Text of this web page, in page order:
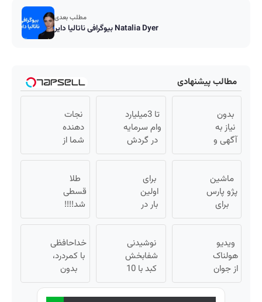
مطلب بعدی
بیوگرافی ناتالیا دایر Natalia Dyer
مطالب پیشنهادی
بدون
نیاز به
آگهی و
تنها با
مراجعه
فروخته
شد
تا 3میلیارد
وام سرمایه
در گردش
فروشندگان
فروشگاهت
رو ثبت کن
نجات
دهنده
شما از
پیری!
جوانساز
جلبک50%تخفیف
ماشین
پژو پارس
برای
فروش
اینجا
سریع
بفروشش
برای
اولین
بار در
ایران
این
دکتر
کرم
ترمیم
کننده
طلا
قسطی
شد!!!!
💰🔥
ویدیو
هولناک
از جوان
کارتن
خوابی
نوشیدنی
شفابخش
کبد با 10
گیاه
موثر(تخفیف
خداحافظی
با کمردرد،
بدون
قرص و
آمپول